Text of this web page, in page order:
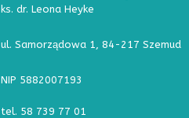
ks. dr. Leona Heyke
ul. Samorządowa 1, 84-217 Szemud
NIP 5882007193
tel. 58 739 77 01